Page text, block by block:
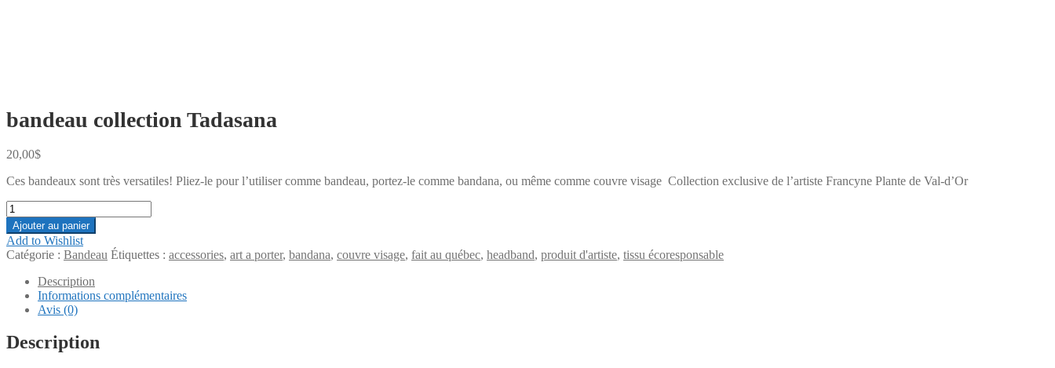
bandeau collection Tadasana
20,00$
Ces bandeaux sont très versatiles! Pliez-le pour l’utiliser comme bandeau, portez-le comme bandana, ou même comme couvre visage Collection exclusive de l’artiste Francyne Plante de Val-d’Or
quantité
de
bandeau
collection
Tadasana
Ajouter au panier
Add to Wishlist
Catégorie : Bandeau Étiquettes : accessories, art a porter, bandana, couvre visage, fait au québec, headband, produit d'artiste, tissu écoresponsable
Description
Informations complémentaires
Avis (0)
Description